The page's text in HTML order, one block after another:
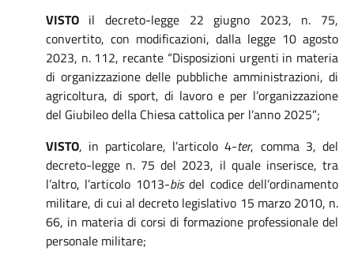
VISTOil decreto-legge 22 giugno 2023, n. 75,
convertito, con modificazioni, dalla legge 10 agosto
2023, n. 112, recante “Disposizioni urgenti in materia
di organizzazione delle pubbliche amministrazioni, di
agricoltura, di sport, di lavoro e per l’organizzazione
del Giubileo della Chiesa cattolica per l’anno 2025”;
VISTO, in particolare, l’articolo 4-ter, comma 3, del
decreto-legge n. 75 del 2023, il quale inserisce, tra
l’altro, l’articolo 1013-bisdel codice dell’ordinamento
militare, di cui al decreto legislativo 15 marzo 2010, n.
66, in materia di corsi di formazione professionale del
personale militare;